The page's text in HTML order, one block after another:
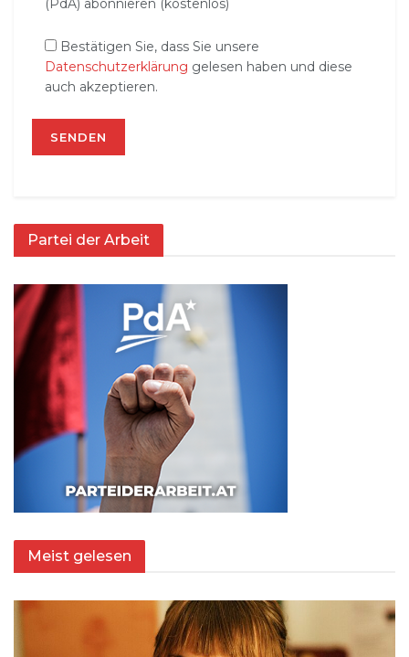
(PdA) abonnieren (kostenlos)
Bestätigen Sie, dass Sie unsere
Datenschutzerklärung gelesen haben und diese
auch akzeptieren.
Partei der Arbeit
Meist gelesen